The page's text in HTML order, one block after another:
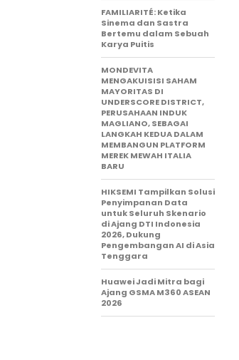
FAMILIARITÉ: Ketika
Sinema dan Sastra
Bertemu dalam Sebuah
Karya Puitis
MONDEVITA
MENGAKUISISI SAHAM
MAYORITAS DI
UNDERSCORE DISTRICT,
PERUSAHAAN INDUK
MAGLIANO, SEBAGAI
LANGKAH KEDUA DALAM
MEMBANGUN PLATFORM
MEREK MEWAH ITALIA
BARU
HIKSEMI Tampilkan Solusi
Penyimpanan Data
untuk Seluruh Skenario
di Ajang DTI Indonesia
2026, Dukung
Pengembangan AI di Asia
Tenggara
Huawei Jadi Mitra bagi
Ajang GSMA M360 ASEAN
2026